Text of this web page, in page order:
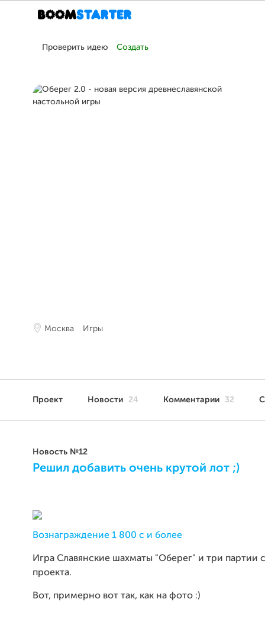
Проверить идею Создать
Москва Игры
Проект Новости 24 Комментарии 32
Новость №12
Решил добавить очень крутой лот ;)
Вознаграждение 1 800 c и более
Игра Славянские шахматы "Оберег" и три партии
проекта.
Вот, примерно вот так, как на фото :)